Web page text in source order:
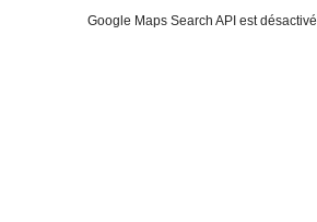
Google Maps Search API est désactivé.